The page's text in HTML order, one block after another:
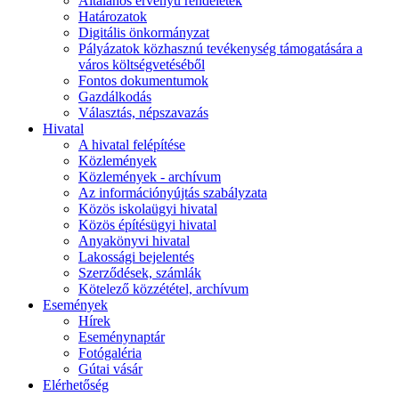
Határozatok
Digitális önkormányzat
Pályázatok közhasznú tevékenység támogatására a
város költségvetéséből
Fontos dokumentumok
Gazdálkodás
Választás, népszavazás
Hivatal
A hivatal felépítése
Közlemények
Közlemények - archívum
Az információnyújtás szabályzata
Közös iskolaügyi hivatal
Közös építésügyi hivatal
Anyakönyvi hivatal
Lakossági bejelentés
Szerződések, számlák
Kötelező közzététel, archívum
Események
Hírek
Eseménynaptár
Fotógaléria
Gútai vásár
Elérhetőség